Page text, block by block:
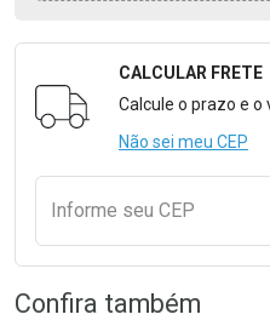
Formulário para
CALCULAR FRETE
Calcule o prazo e o
Não sei meu CEP
Informe seu CEP
Confira também